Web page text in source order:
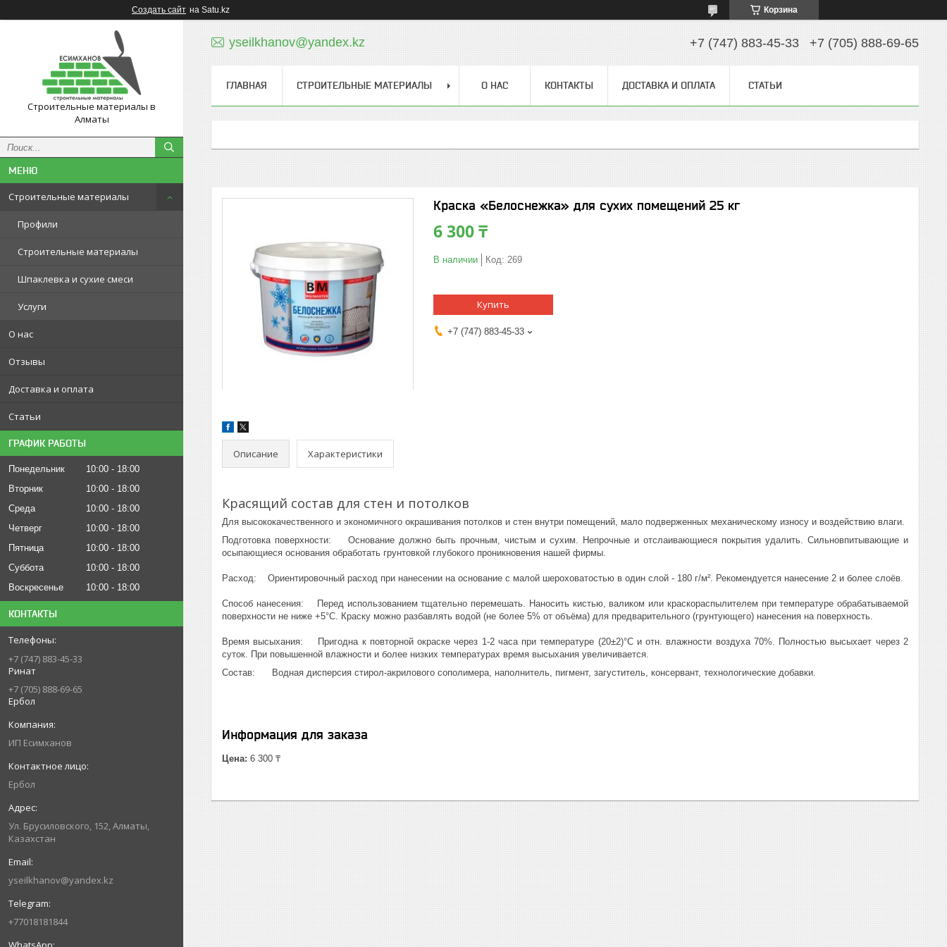
Создать сайт на Satu.kz Корзина
Строительные материалы в
Алматы
Строительные материалы
Профили
Строительные материалы
Шпаклевка и сухие смеси
Услуги
О нас
Отзывы
Доставка и оплата
Статьи
ГРАФИК РАБОТЫ
Понедельник 10:00
18:00
Вторник
10:00
18:00
Среда
10:00
18:00
Четверг
10:00
18:00
Пятница
10:00
18:00
Суббота
10:00
18:00
Воскресенье
10:00 18:00
КОНТАКТЫ
+7 (747) 883-45-33
Ринат
+7 (705) 888-69-65
Ербол
ИП Есимxанов
Ербол
Ул. Брусиловского, 152, Алматы,
Казахстан
yseilkhanov@yandex.kz
+77018181844
yseilkhanov@yandex.kz +7 (747) 883-45-33 +7 (705) 888-69-65
ГЛАВНАЯ СТРОИТЕЛЬНЫЕ МАТЕРИАЛЫ О НАС КОНТАКТЫ ДОСТАВКА И ОПЛАТА СТАТЬИ
Краска «Белоснежка» для сухих помещений 25 кг
6 300 ₸
В наличии Код: 269
Купить
+7 (747) 883-45-33
Описание Характеристики
Красящий состав для стен и потолков
Для высококачественного и экономичного окрашивания потолков и стен внутри помещений, мало подверженных механическому износу и воздействию влаги.
Подготовка поверхности: Основание должно быть прочным, чистым и сухим. Непрочные и отслаивающиеся покрытия удалить. Сильновпитывающие и
осыпающиеся основания обработать грунтовкой глубокого проникновения нашей фирмы.
Расход: Ориентировочный расход при нанесении на основание с малой шероховатостью в один слой - 180 г/м². Рекомендуется нанесение 2 и более слоёв.
Способ нанесения: Перед использованием тщательно перемешать. Наносить кистью, валиком или краскораспылителем при температуре обрабатываемой
поверхности не ниже +5°С. Краску можно разбавлять водой (не более 5% от объёма) для предварительного (грунтующего) нанесения на поверхность.
Время высыхания: Пригодна к повторной окраске через 1-2 часа при температуре (20±2)°С и отн. влажности воздуха 70%. Полностью высыхает через 2
суток. При повышенной влажности и более низких температурах время высыхания увеличивается.
Состав: Водная дисперсия стирол-акрилового сополимера, наполнитель, пигмент, загуститель, консервант, технологические добавки.
Информация для заказа
Цена: 6 300 ₸